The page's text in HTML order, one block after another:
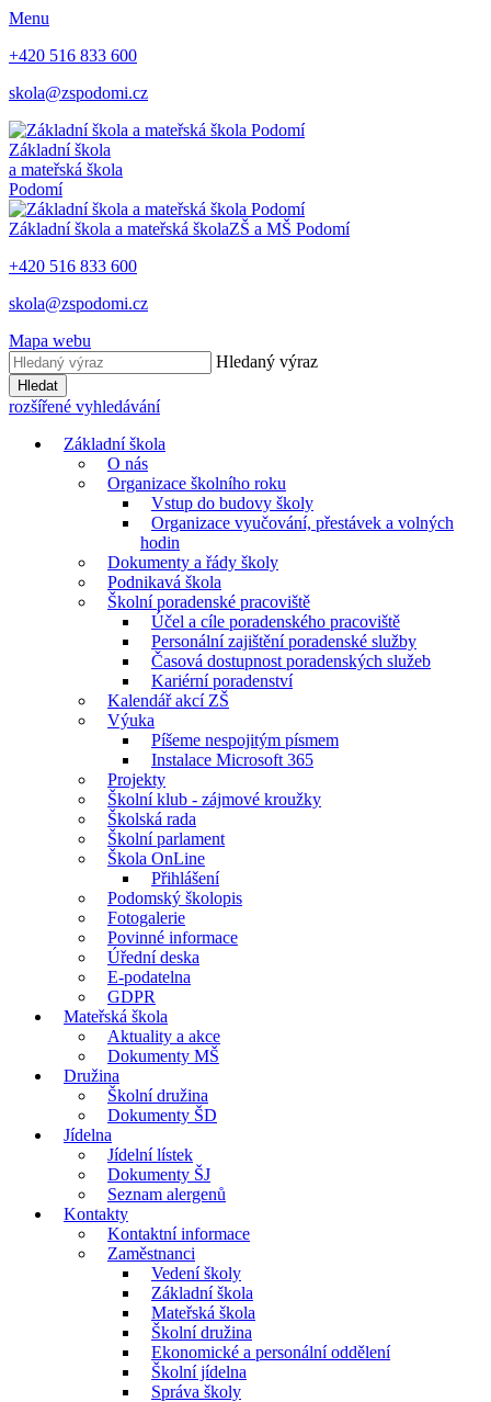
Menu
+420 516 833 600
skola@zspodomi.cz
Základní škola
a mateřská škola
Podomí
Základní škola a mateřská školaZŠ a MŠ Podomí
+420 516 833 600
skola@zspodomi.cz
Mapa webu
Hledaný výraz
Hledat
rozšířené vyhledávání
Základní škola
O nás
Organizace školního roku
Vstup do budovy školy
Organizace vyučování, přestávek a volných
hodin
Dokumenty a řády školy
Podnikavá škola
Školní poradenské pracoviště
Účel a cíle poradenského pracoviště
Personální zajištění poradenské služby
Časová dostupnost poradenských služeb
Kariérní poradenství
Kalendář akcí ZŠ
Výuka
Píšeme nespojitým písmem
Instalace Microsoft 365
Projekty
Školní klub - zájmové kroužky
Školská rada
Školní parlament
Škola OnLine
Přihlášení
Podomský školopis
Fotogalerie
Povinné informace
Úřední deska
E-podatelna
GDPR
Mateřská škola
Aktuality a akce
Dokumenty MŠ
Družina
Školní družina
Dokumenty ŠD
Jídelna
Jídelní lístek
Dokumenty ŠJ
Seznam alergenů
Kontakty
Kontaktní informace
Zaměstnanci
Vedení školy
Základní škola
Mateřská škola
Školní družina
Ekonomické a personální oddělení
Školní jídelna
Správa školy